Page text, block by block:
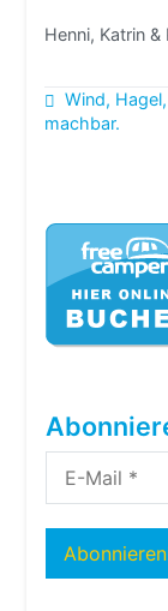
Henni, Katrin
Wind,
machbar.